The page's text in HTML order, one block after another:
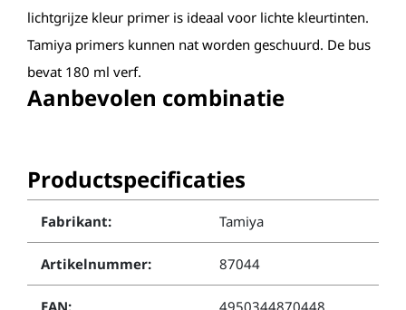
lichtgrijze kleur primer is ideaal voor lichte kleurtinten.
Tamiya primers kunnen nat worden geschuurd. De bus
bevat 180 ml verf.
Aanbevolen combinatie
Productspecificaties
Fabrikant: Tamiya
Artikelnummer: 87044
EAN: 4950344870448